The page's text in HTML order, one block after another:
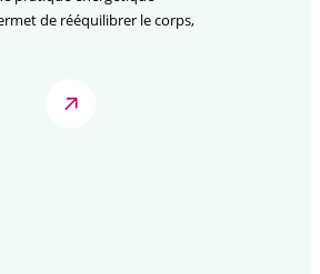
de rééquilibrer le corps,